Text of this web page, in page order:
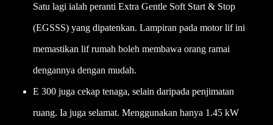
Satu lagi ialah peranti Extra Gentle Soft Start & Stop
(EGSSS) yang dipatenkan. Lampiran pada motor lif ini
memastikan lif rumah boleh membawa orang ramai
dengannya dengan mudah.
E 300 juga cekap tenaga, selain daripada penjimatan
ruang. Ia juga selamat. Menggunakan hanya 1.45 kW